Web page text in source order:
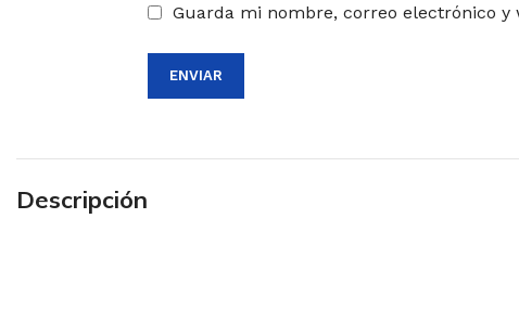
Guarda mi nombre, correo electrónico
Descripción